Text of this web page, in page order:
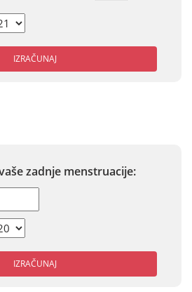
IZRAČUNAJ
zadnje menstruacije:
IZRAČUNAJ